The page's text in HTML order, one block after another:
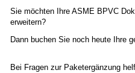
Sie möchten Ihre ASME BPVC
erweitern?
Dann buchen Sie noch heute Ihre
Bei Fragen zur Paketergänzung